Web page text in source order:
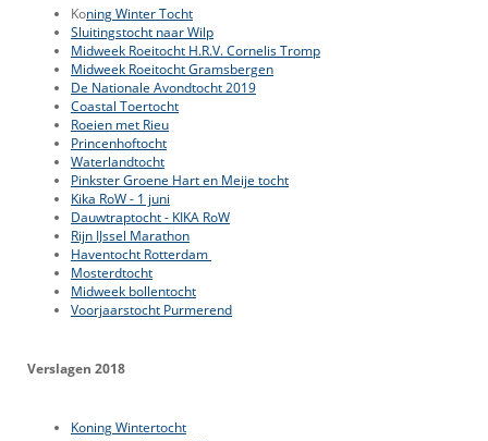
Koning Winter Tocht
Sluitingstocht naar Wilp
Midweek Roeitocht H.R.V. Cornelis Tromp
Midweek Roeitocht Gramsbergen
De Nationale Avondtocht 2019
Coastal Toertocht
Roeien met Rieu
Princenhoftocht
Waterlandtocht
Pinkster Groene Hart en Meije tocht
Kika RoW - 1 juni
Dauwtraptocht - KIKA RoW
Rijn IJssel Marathon
Haventocht Rotterdam
Mosterdtocht
Midweek bollentocht
Voorjaarstocht Purmerend
Verslagen 2018
Koning Wintertocht